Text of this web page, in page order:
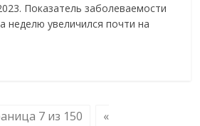
Показатель заболеваемости
неделю увеличился почти на
7 из 150
«